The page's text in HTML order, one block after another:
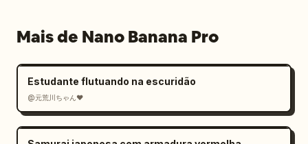
Mais de Nano Banana Pro
Estudante flutuando na escuridão
@元荒川ちゃん❤